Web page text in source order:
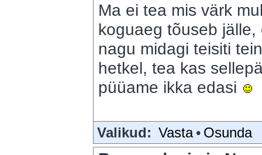
Ma ei tea mis värk
koguaeg tõuseb
nagu midagi teisiti
hetkel, tea kas
püüame ikka edasi
Valikud: Vasta • Osunda